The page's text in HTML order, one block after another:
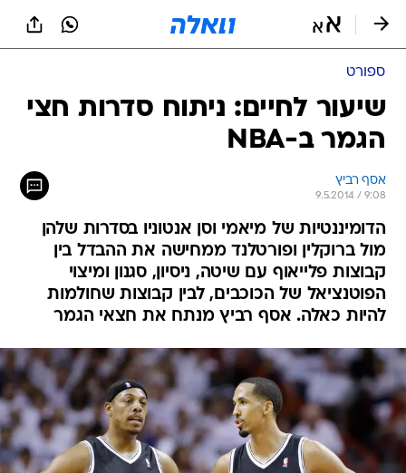
ספורט
שיעור לחיים: ניתוח סדרות חצי
הגמר ב-NBA
אסף רביץ
9.5.2014 / 9:08
הדומיננטיות של מיאמי וסן אנטוניו בסדרות שלהן
מול ברוקלין ופורטלנד ממחישה את ההבדל בין
קבוצות פלייאוף עם שיטה, ניסיון, סגנון ומיצוי
הפוטנציאל של הכוכבים, לבין קבוצות שחולמות
להיות כאלה. אסף רביץ מנתח את חצאי הגמר